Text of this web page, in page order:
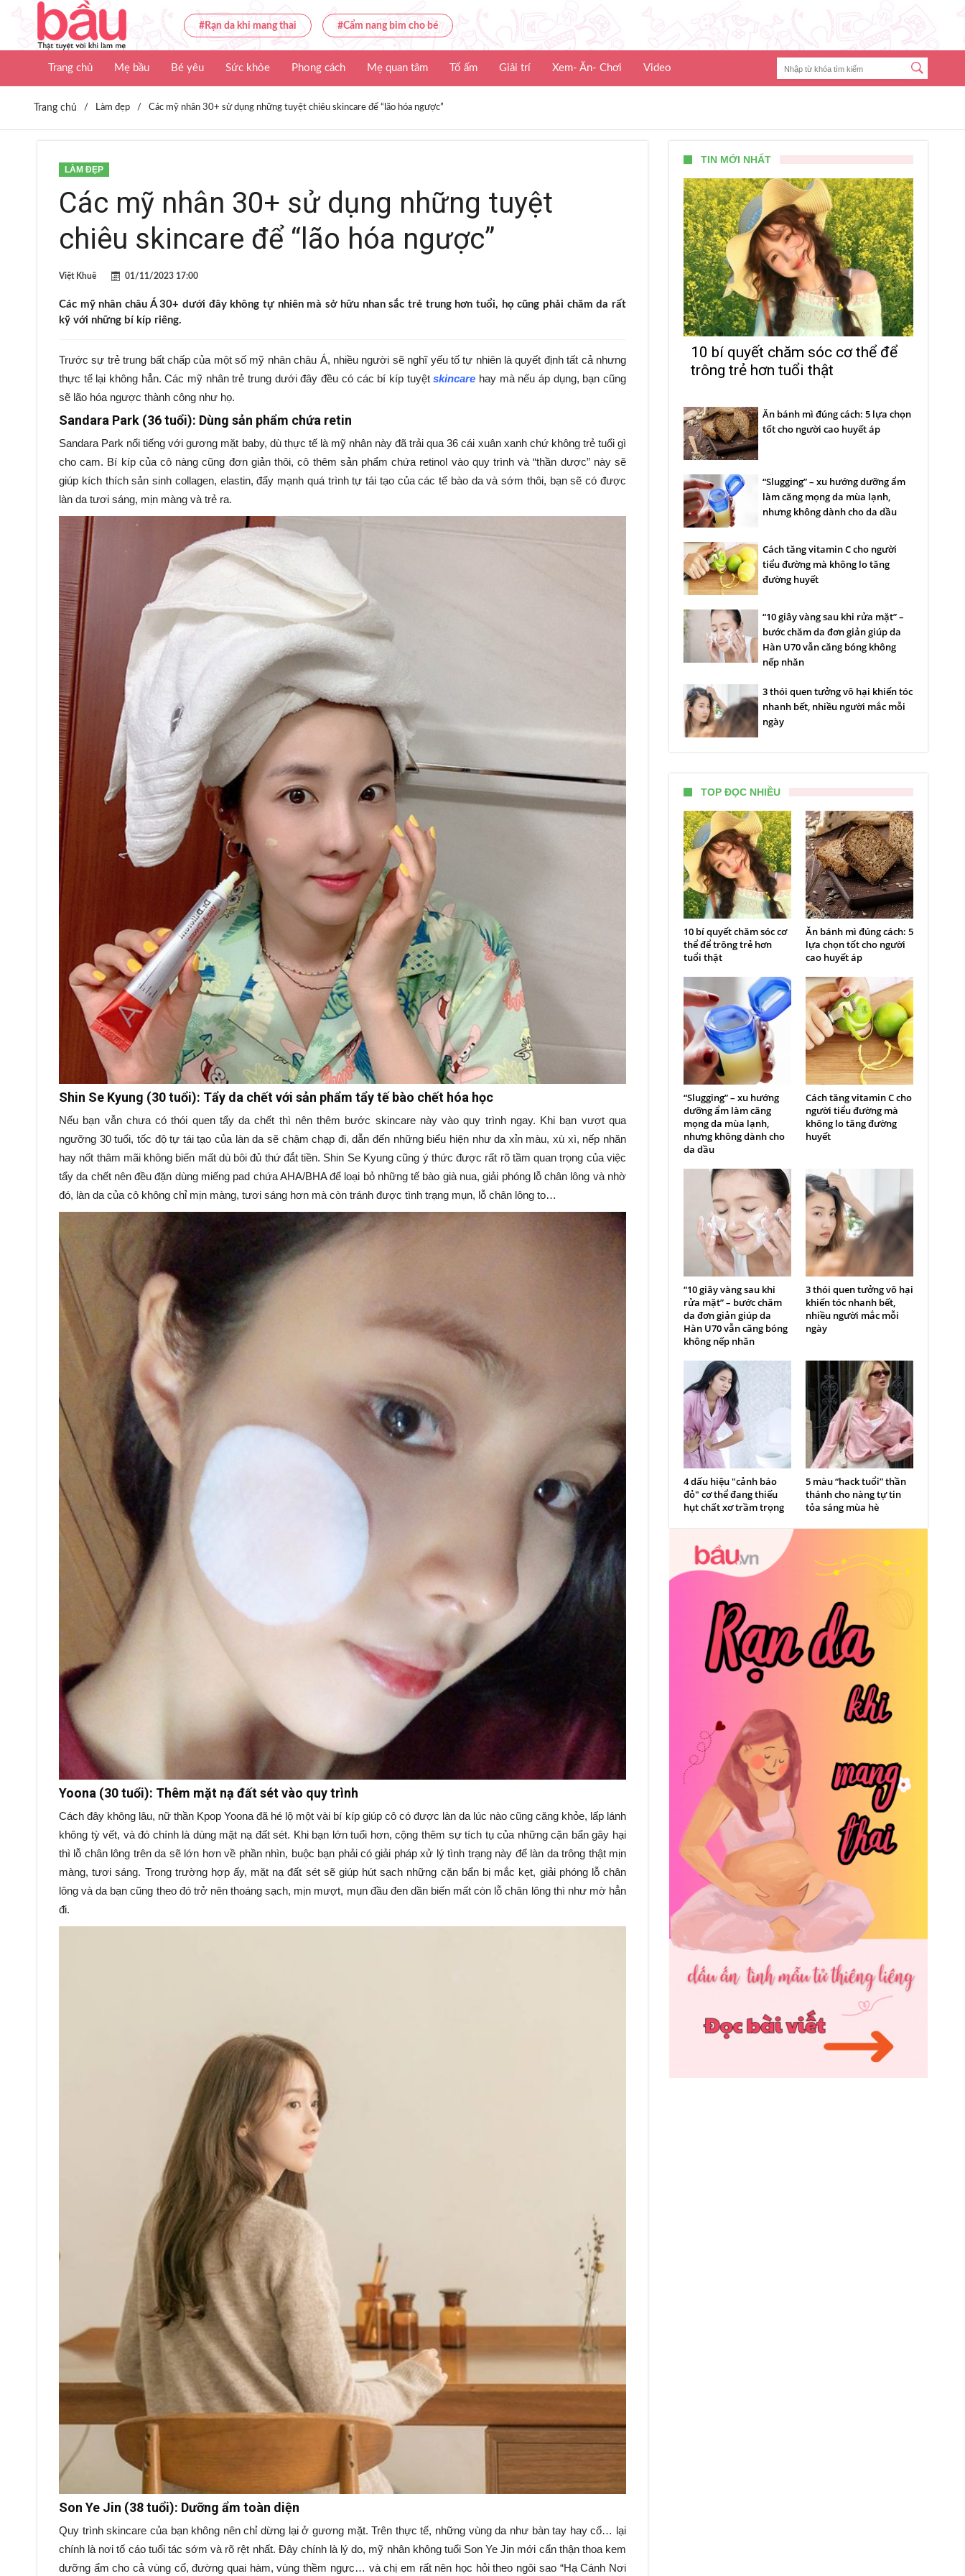
#Rạn da khi mang thai #Cẩm nang bỉm cho bé
Trang chủ Mẹ bầu Bé yêu Sức khỏe Phong cách Mẹ quan tâm Tổ ấm Giải trí Xem- Ăn- Chơi Video
Trang chủ / Làm đẹp / Các mỹ nhân 30+ sử dụng những tuyệt chiêu skincare để “lão hóa ngược”
LÀM ĐẸP
Các mỹ nhân 30+ sử dụng những tuyệt
chiêu skincare để “lão hóa ngược”
Việt Khuê 01/11/2023 17:00
Các mỹ nhân châu Á 30+ dưới đây không tự nhiên mà sở hữu nhan sắc trẻ trung hơn tuổi, họ cũng phải chăm da rất
kỹ với những bí kíp riêng.
Trước sự trẻ trung bất chấp của một số mỹ nhân châu Á, nhiều người sẽ nghĩ yếu tố tự nhiên là quyết định tất cả nhưng
thực tế lại không hẳn. Các mỹ nhân trẻ trung dưới đây đều có các bí kíp tuyệtskincare hay mà nếu áp dụng, bạn cũng
sẽ lão hóa ngược thành công như họ.
Sandara Park (36 tuổi): Dùng sản phẩm chứa retin
Sandara Park nổi tiếng với gương mặt baby, dù thực tế là mỹ nhân này đã trải qua 36 cái xuân xanh chứ không trẻ tuổi gì
cho cam. Bí kíp của cô nàng cũng đơn giản thôi, cô thêm sản phẩm chứa retinol vào quy trình và “thần dược” này sẽ
giúp kích thích sản sinh collagen, elastin, đẩy mạnh quá trình tự tái tạo của các tế bào da và sớm thôi, bạn sẽ có được
làn da tươi sáng, mịn màng và trẻ ra.
Shin Se Kyung (30 tuổi): Tẩy da chết với sản phẩm tẩy tế bào chết hóa học
Nếu bạn vẫn chưa có thói quen tẩy da chết thì nên thêm bước skincare này vào quy trình ngay. Khi bạn vượt qua
ngưỡng 30 tuổi, tốc độ tự tái tạo của làn da sẽ chậm chạp đi, dẫn đến những biểu hiện như da xỉn màu, xù xì, nếp nhăn
hay nốt thâm mãi không biến mất dù bôi đủ thứ đắt tiền. Shin Se Kyung cũng ý thức được rất rõ tầm quan trọng của việc
tẩy da chết nên đều đặn dùng miếng pad chứa AHA/BHA để loại bỏ những tế bào già nua, giải phóng lỗ chân lông và nhờ
đó, làn da của cô không chỉ mịn màng, tươi sáng hơn mà còn tránh được tình trạng mụn, lỗ chân lông to…
Yoona (30 tuổi): Thêm mặt nạ đất sét vào quy trình
Cách đây không lâu, nữ thần Kpop Yoona đã hé lộ một vài bí kíp giúp cô có được làn da lúc nào cũng căng khỏe, lấp lánh
không tỳ vết, và đó chính là dùng mặt nạ đất sét. Khi bạn lớn tuổi hơn, cộng thêm sự tích tụ của những cặn bẩn gây hại
thì lỗ chân lông trên da sẽ lớn hơn về phần nhìn, buộc bạn phải có giải pháp xử lý tình trạng này để làn da trông thật mịn
màng, tươi sáng. Trong trường hợp ấy, mặt nạ đất sét sẽ giúp hút sạch những cặn bẩn bị mắc kẹt, giải phóng lỗ chân
lông và da bạn cũng theo đó trở nên thoáng sạch, mịn mượt, mụn đầu đen dần biến mất còn lỗ chân lông thì như mờ hẳn
đi.
Son Ye Jin (38 tuổi): Dưỡng ẩm toàn diện
Quy trình skincare của bạn không nên chỉ dừng lại ở gương mặt. Trên thực tế, những vùng da như bàn tay hay cổ… lại
chính là nơi tố cáo tuổi tác sớm và rõ rệt nhất. Đây chính là lý do, mỹ nhân không tuổi Son Ye Jin mới cẩn thận thoa kem
dưỡng ẩm cho cả vùng cổ, đường quai hàm, vùng thềm ngực… và chị em rất nên học hỏi theo ngôi sao “Hạ Cánh Nơi
TIN MỚI NHẤT
10 bí quyết chăm sóc cơ thể để
trông trẻ hơn tuổi thật
Ăn bánh mì đúng cách: 5 lựa chọn
tốt cho người cao huyết áp
“Slugging” – xu hướng dưỡng ẩm
làm căng mọng da mùa lạnh,
nhưng không dành cho da dầu
Cách tăng vitamin C cho người
tiểu đường mà không lo tăng
đường huyết
“10 giây vàng sau khi rửa mặt” –
bước chăm da đơn giản giúp da
Hàn U70 vẫn căng bóng không
nếp nhăn
3 thói quen tưởng vô hại khiến tóc
nhanh bết, nhiều người mắc mỗi
ngày
TOP ĐỌC NHIỀU
10 bí quyết chăm sóc cơ
thể để trông trẻ hơn
tuổi thật
Ăn bánh mì đúng cách: 5
lựa chọn tốt cho người
cao huyết áp
“Slugging” – xu hướng
dưỡng ẩm làm căng
mọng da mùa lạnh,
nhưng không dành cho
da dầu
Cách tăng vitamin C cho
người tiểu đường mà
không lo tăng đường
huyết
“10 giây vàng sau khi
rửa mặt” – bước chăm
da đơn giản giúp da
Hàn U70 vẫn căng bóng
không nếp nhăn
3 thói quen tưởng vô hại
khiến tóc nhanh bết,
nhiều người mắc mỗi
ngày
4 dấu hiệu "cảnh báo
đỏ" cơ thể đang thiếu
hụt chất xơ trầm trọng
5 màu “hack tuổi” thần
thánh cho nàng tự tin
tỏa sáng mùa hè